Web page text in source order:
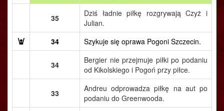
35
Dziś ładnie piłkę rozgrywają Czyż i
Julian.
34
Szykuje się oprawa Pogoni Szczecin.
34
Bergier nie przejmuje piłki po podaniu
od Kikolskiego i Pogoń przy piłce.
33
Andreu odprowadza piłkę na aut po
podaniu do Greenwooda.